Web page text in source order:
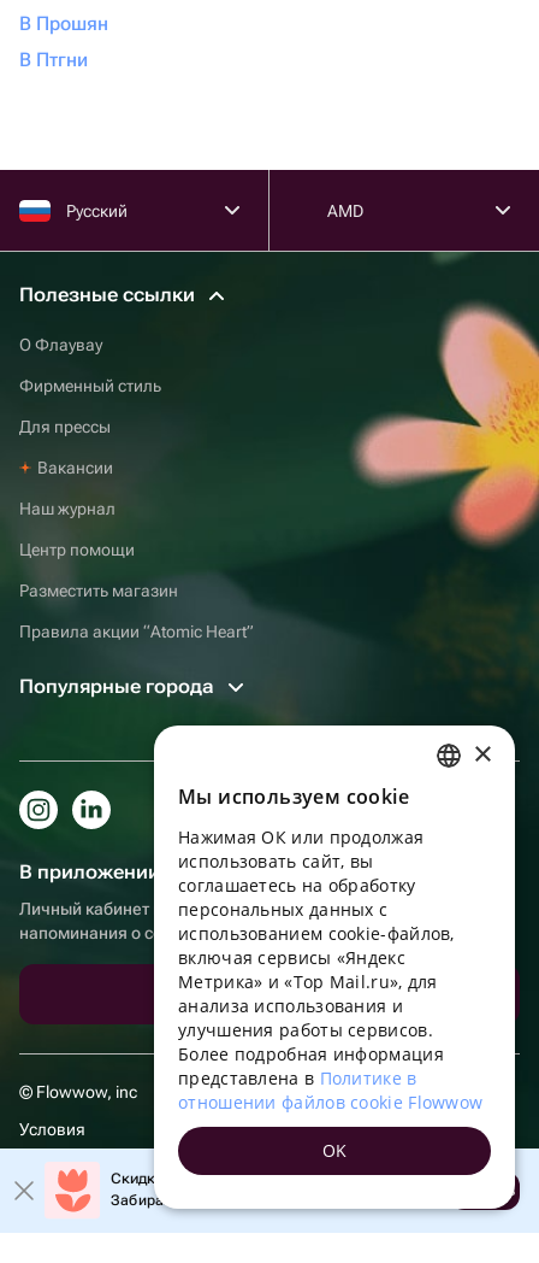
В Прошян
В Птгни
Русский AMD
Полезные ссылки
О Флаувау
Фирменный стиль
Для прессы
Вакансии
Наш журнал
Центр помощи
Разместить магазин
Правила акции “Atomic Heart”
Популярные города
В приложении еще удобнее!
Личный кабинет получателя, больше бонусов за покупки и
напоминания о событиях
Скачать приложение
© Flowwow, inc
Условия
Обработка персональных данных
Скидка 20% на первый заказ!
Забирайте промокод в приложении!
Открыть
ENGLISH
UKRAINIAN
PORTUGUESE
FRENCH
TURKISH
POLISH
×
Мы используем сookie
Нажимая ОК или продолжая
использовать сайт, вы
соглашаетесь на обработку
персональных данных с
использованием cookie-файлов,
включая сервисы «Яндекс
Метрика» и «Top Mail.ru», для
анализа использования и
улучшения работы сервисов.
Более подробная информация
представлена в Политике в
отношении файлов cookie Flowwow
OK